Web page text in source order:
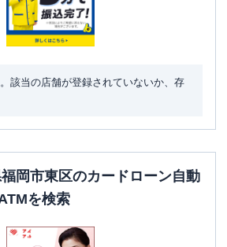
該当の店舗が登録されていないか、存
岡市東区のカードローン自動
を検索